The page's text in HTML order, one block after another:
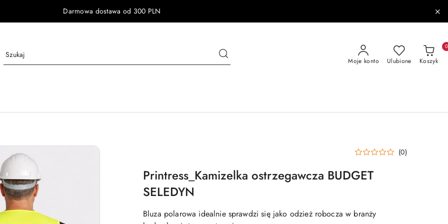
Darmowa dostawa od 300 PLN
Moje konto Ulubione Koszyk
0
(0)
Printress_Kamizelka ostrzegawcza BUDGET
SELEDYN
Bluza polarowa idealnie sprawdzi się jako odzież robocza w branży